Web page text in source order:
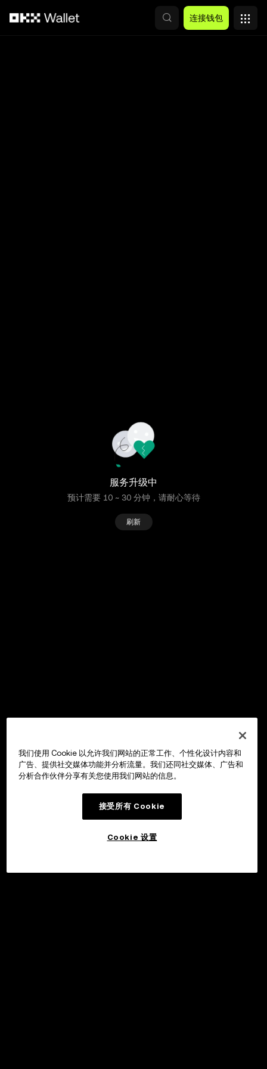
连接钱包
服务升级中
预计需要 10 ~ 30 分钟，请耐心等待
刷新
我们使用 Cookie 以允许我们网站的正常工作、个性化设计内容和
广告、提供社交媒体功能并分析流量。我们还同社交媒体、广告和
分析合作伙伴分享有关您使用我们网站的信息。
接受所有 Cookie
Cookie 设置